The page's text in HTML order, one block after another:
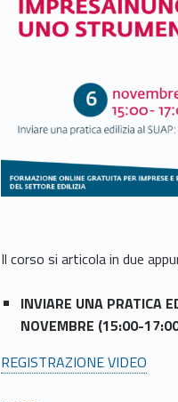
Il corso si articola in due
INVIARE UNA PRATICA
NOVEMBRE (15:00-
REGISTRAZIONE VIDEO